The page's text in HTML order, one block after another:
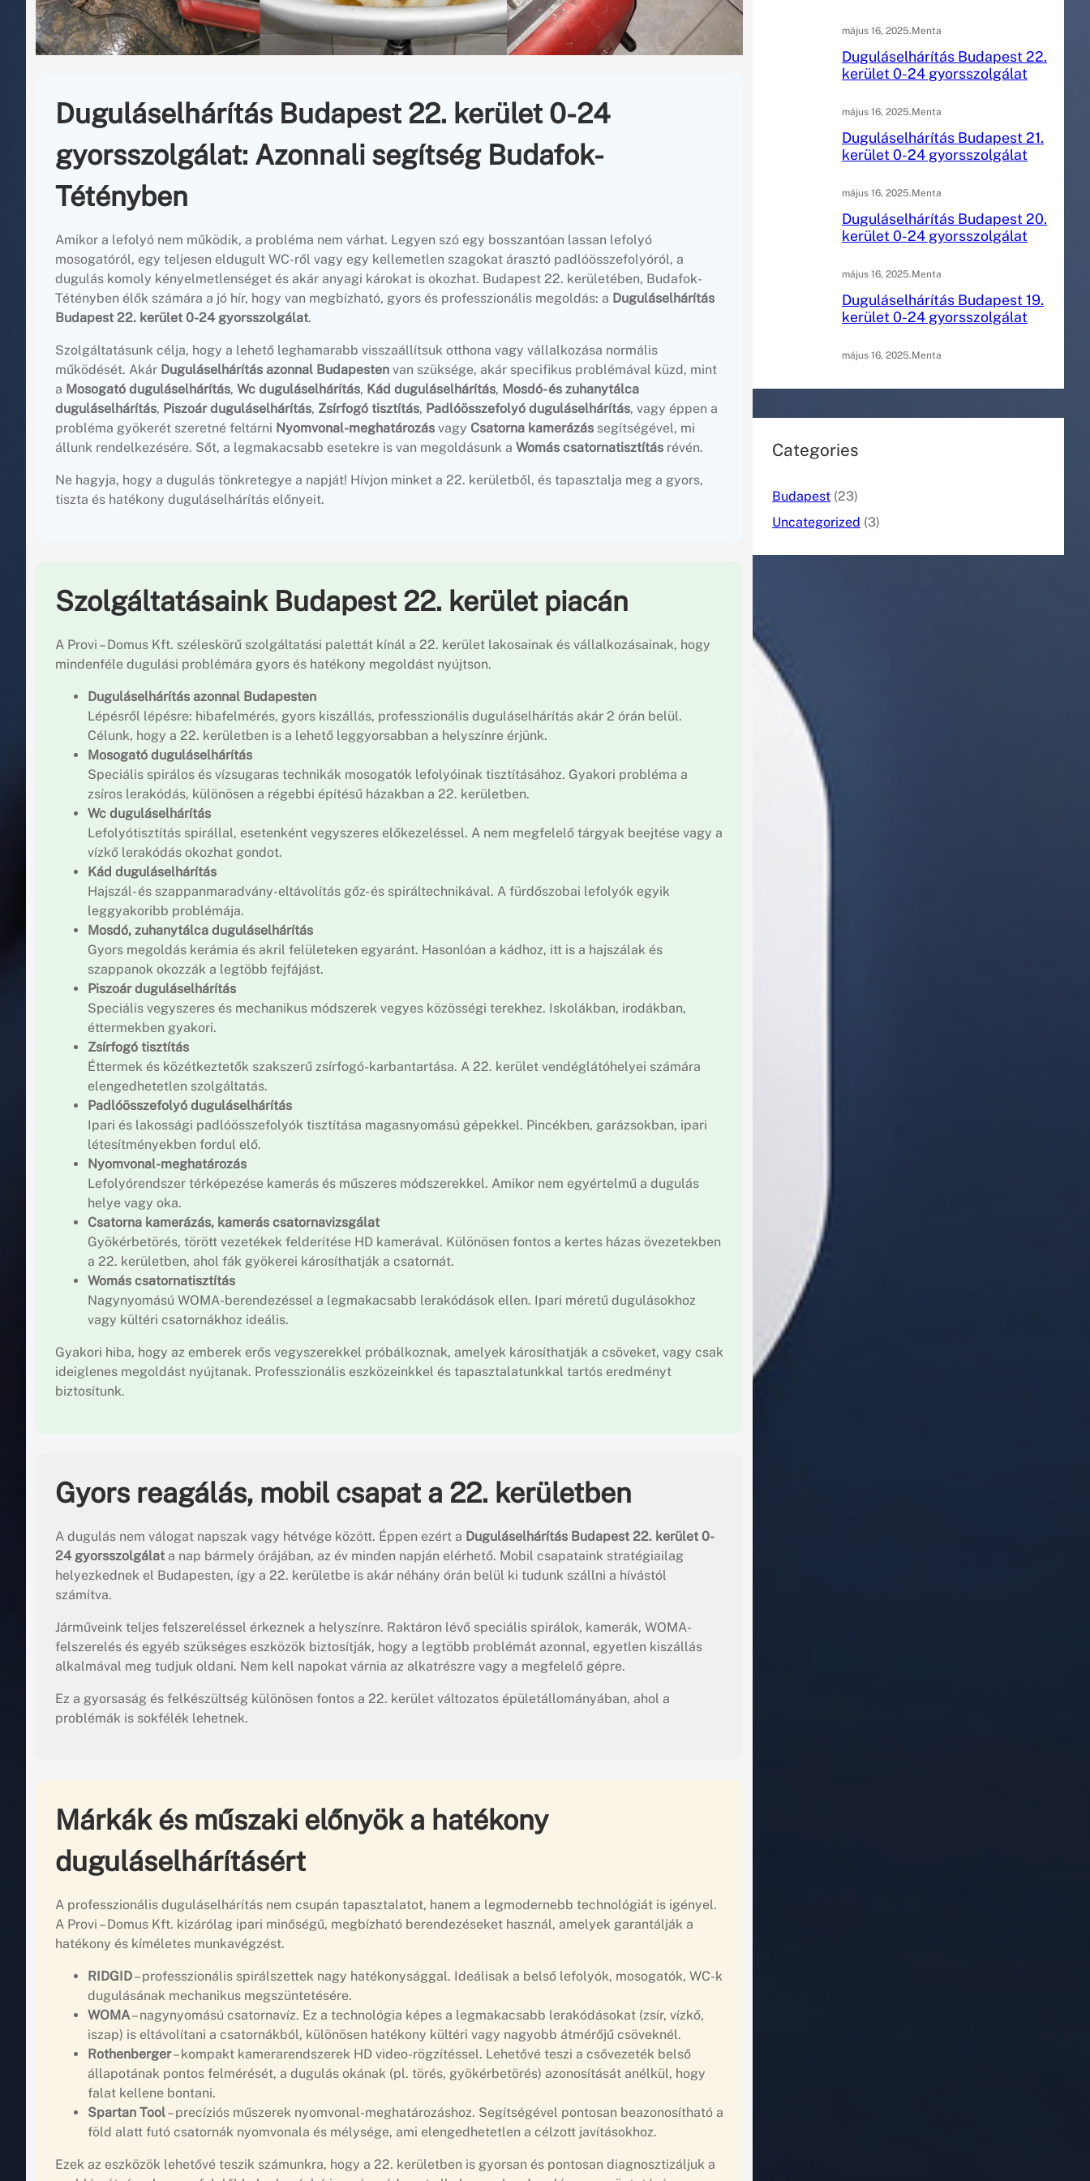
Duguláselhárítás Budapest 22. kerület 0-24
gyorsszolgálat: Azonnali segítség Budafok-
Tétényben
Amikor a lefolyó nem működik, a probléma nem várhat. Legyen szó egy bosszantóan lassan lefolyó
mosogatóról, egy teljesen eldugult WC-ről vagy egy kellemetlen szagokat árasztó padlóösszefolyóról, a
dugulás komoly kényelmetlenséget és akár anyagi károkat is okozhat. Budapest 22. kerületében, Budafok-
Tétényben élők számára a jó hír, hogy van megbízható, gyors és professzionális megoldás: a Duguláselhárítás
Budapest 22. kerület 0-24 gyorsszolgálat.
Szolgáltatásunk célja, hogy a lehető leghamarabb visszaállítsuk otthona vagy vállalkozása normális
működését. Akár Duguláselhárítás azonnal Budapesten van szüksége, akár specifikus problémával küzd, mint
a Mosogató duguláselhárítás, Wc duguláselhárítás, Kád duguláselhárítás, Mosdó- és zuhanytálca
duguláselhárítás, Piszoár duguláselhárítás, Zsírfogó tisztítás, Padlóösszefolyó duguláselhárítás, vagy éppen a
probléma gyökerét szeretné feltárni Nyomvonal-meghatározás vagy Csatorna kamerázás segítségével, mi
állunk rendelkezésére. Sőt, a legmakacsabb esetekre is van megoldásunk a Womás csatornatisztítás révén.
Ne hagyja, hogy a dugulás tönkretegye a napját! Hívjon minket a 22. kerületből, és tapasztalja meg a gyors,
tiszta és hatékony duguláselhárítás előnyeit.
Szolgáltatásaink Budapest 22. kerület piacán
A Provi – Domus Kft. széleskörű szolgáltatási palettát kínál a 22. kerület lakosainak és vállalkozásainak, hogy
mindenféle dugulási problémára gyors és hatékony megoldást nyújtson.
Duguláselhárítás azonnal Budapesten
Lépésről lépésre: hibafelmérés, gyors kiszállás, professzionális duguláselhárítás akár 2 órán belül.
Célunk, hogy a 22. kerületben is a lehető leggyorsabban a helyszínre érjünk.
Mosogató duguláselhárítás
Speciális spirálos és vízsugaras technikák mosogatók lefolyóinak tisztításához. Gyakori probléma a
zsíros lerakódás, különösen a régebbi építésű házakban a 22. kerületben.
Wc duguláselhárítás
Lefolyótisztítás spirállal, esetenként vegyszeres előkezeléssel. A nem megfelelő tárgyak beejtése vagy a
vízkő lerakódás okozhat gondot.
Kád duguláselhárítás
Hajszál- és szappanmaradvány-eltávolítás gőz- és spiráltechnikával. A fürdőszobai lefolyók egyik
leggyakoribb problémája.
Mosdó, zuhanytálca duguláselhárítás
Gyors megoldás kerámia és akril felületeken egyaránt. Hasonlóan a kádhoz, itt is a hajszálak és
szappanok okozzák a legtöbb fejfájást.
Piszoár duguláselhárítás
Speciális vegyszeres és mechanikus módszerek vegyes közösségi terekhez. Iskolákban, irodákban,
éttermekben gyakori.
Zsírfogó tisztítás
Éttermek és közétkeztetők szakszerű zsírfogó-karbantartása. A 22. kerület vendéglátóhelyei számára
elengedhetetlen szolgáltatás.
Padlóösszefolyó duguláselhárítás
Ipari és lakossági padlóösszefolyók tisztítása magasnyomású gépekkel. Pincékben, garázsokban, ipari
létesítményekben fordul elő.
Nyomvonal-meghatározás
Lefolyórendszer térképezése kamerás és műszeres módszerekkel. Amikor nem egyértelmű a dugulás
helye vagy oka.
Csatorna kamerázás, kamerás csatornavizsgálat
Gyökérbetörés, törött vezetékek felderítése HD kamerával. Különösen fontos a kertes házas övezetekben
a 22. kerületben, ahol fák gyökerei károsíthatják a csatornát.
Womás csatornatisztítás
Nagynyomású WOMA-berendezéssel a legmakacsabb lerakódások ellen. Ipari méretű dugulásokhoz
vagy kültéri csatornákhoz ideális.
Gyakori hiba, hogy az emberek erős vegyszerekkel próbálkoznak, amelyek károsíthatják a csöveket, vagy csak
ideiglenes megoldást nyújtanak. Professzionális eszközeinkkel és tapasztalatunkkal tartós eredményt
biztosítunk.
Gyors reagálás, mobil csapat a 22. kerületben
A dugulás nem válogat napszak vagy hétvége között. Éppen ezért a Duguláselhárítás Budapest 22. kerület 0-
24 gyorsszolgálat a nap bármely órájában, az év minden napján elérhető. Mobil csapataink stratégiailag
helyezkednek el Budapesten, így a 22. kerületbe is akár néhány órán belül ki tudunk szállni a hívástól
számítva.
Járműveink teljes felszereléssel érkeznek a helyszínre. Raktáron lévő speciális spirálok, kamerák, WOMA-
felszerelés és egyéb szükséges eszközök biztosítják, hogy a legtöbb problémát azonnal, egyetlen kiszállás
alkalmával meg tudjuk oldani. Nem kell napokat várnia az alkatrészre vagy a megfelelő gépre.
Ez a gyorsaság és felkészültség különösen fontos a 22. kerület változatos épületállományában, ahol a
problémák is sokfélék lehetnek.
Márkák és műszaki előnyök a hatékony
duguláselhárításért
A professzionális duguláselhárítás nem csupán tapasztalatot, hanem a legmodernebb technológiát is igényel.
A Provi – Domus Kft. kizárólag ipari minőségű, megbízható berendezéseket használ, amelyek garantálják a
hatékony és kíméletes munkavégzést.
RIDGID– professzionális spirálszettek nagy hatékonysággal. Ideálisak a belső lefolyók, mosogatók, WC-k
dugulásának mechanikus megszüntetésére.
WOMA– nagynyomású csatornavíz. Ez a technológia képes a legmakacsabb lerakódásokat (zsír, vízkő,
iszap) is eltávolítani a csatornákból, különösen hatékony kültéri vagy nagyobb átmérőjű csöveknél.
Rothenberger– kompakt kamerarendszerek HD video-rögzítéssel. Lehetővé teszi a csővezeték belső
állapotának pontos felmérését, a dugulás okának (pl. törés, gyökérbetörés) azonosítását anélkül, hogy
falat kellene bontani.
Spartan Tool– precíziós műszerek nyomvonal-meghatározáshoz. Segítségével pontosan beazonosítható a
föld alatt futó csatornák nyomvonala és mélysége, ami elengedhetetlen a célzott javításokhoz.
Ezek az eszközök lehetővé teszik számunkra, hogy a 22. kerületben is gyorsan és pontosan diagnosztizáljuk a
május 16, 2025.Menta
Duguláselhárítás Budapest 22.
kerület 0-24 gyorsszolgálat
május 16, 2025.Menta
Duguláselhárítás Budapest 21.
kerület 0-24 gyorsszolgálat
május 16, 2025.Menta
Duguláselhárítás Budapest 20.
kerület 0-24 gyorsszolgálat
május 16, 2025.Menta
Duguláselhárítás Budapest 19.
kerület 0-24 gyorsszolgálat
május 16, 2025.Menta
Categories
Budapest (23)
Uncategorized (3)